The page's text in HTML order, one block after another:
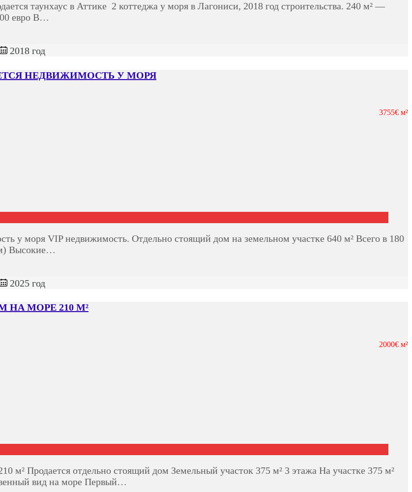
таунхаус в Аттике 2 коттеджа у моря в Лагониси, 2018 год строительства. 240 м² —
евро В…
2018 год
НЕДВИЖИМОСТЬ У МОРЯ
3755€ м²
у моря VIP недвижимость. Отдельно стоящий дом на земельном участке 640 м² Всего в 180
Высокие…
2025 год
МОРЕ 210 М²
2000€ м²
отдельно стоящий дом Земельный участок 375 м² 3 этажа На участке 375 м²
вид на море Первый…